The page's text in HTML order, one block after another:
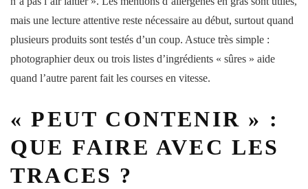
mais une lecture attentive reste nécessaire au début, surtout quand
plusieurs produits sont testés d’un coup. Astuce très simple :
photographier deux ou trois listes d’ingrédients « sûres » aide
quand l’autre parent fait les courses en vitesse.
« PEUT CONTENIR » :
QUE FAIRE AVEC LES
TRACES ?